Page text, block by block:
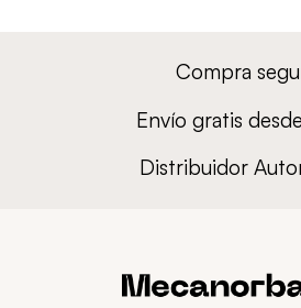
Compra
Envío gratis
Distribuidor